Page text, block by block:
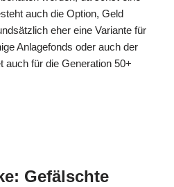
auch die Option, Geld
eher eine Variante für
Anlagefonds oder auch der
auch für die Generation 50+
Gefälschte